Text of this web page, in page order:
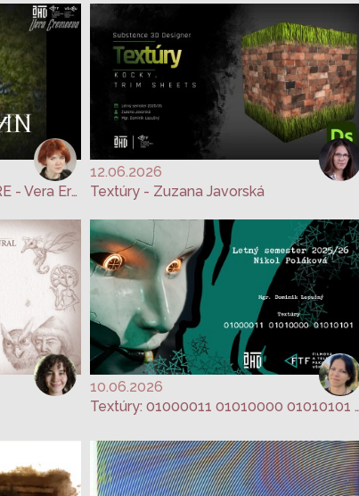
METAHUMAN FACE CAPTURE - Vera Eremeeva
12.06.2026
Textúry - Zuzana Javorská
10.06.2026
Textúry: 01000011 01010000 01010101 - Nikol Poláková